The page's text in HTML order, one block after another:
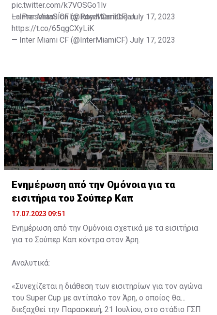
pic.twitter.com/k7VOSGo1lv
— Inter Miami CF (@InterMiamiCF)July 17, 2023
La PresentaSÍon by Royal Caribbean
https://t.co/65qgCXyLiK
— Inter Miami CF (@InterMiamiCF) July 17, 2023
Ενημέρωση από την Ομόνοια για τα
εισιτήρια του Σούπερ Καπ
17.07.2023 09:51
Ενημέρωση από την Ομόνοια σχετικά με τα εισιτήρια
για το Σούπερ Καπ κόντρα στον Άρη.
Αναλυτικά:
«Συνεχίζεται η διάθεση των εισιτηρίων για τον αγώνα
του Super Cup με αντίπαλο τον Άρη, ο οποίος θα
διεξαχθεί την Παρασκευή, 21 Ιουλίου, στο στάδιο ΓΣΠ